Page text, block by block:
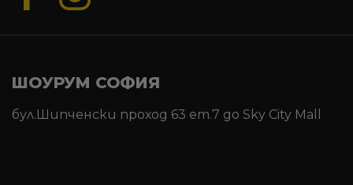
ШОУРУМ СОФИЯ
бул.Шипченски проход 63 ет.7 до Sky City Mall